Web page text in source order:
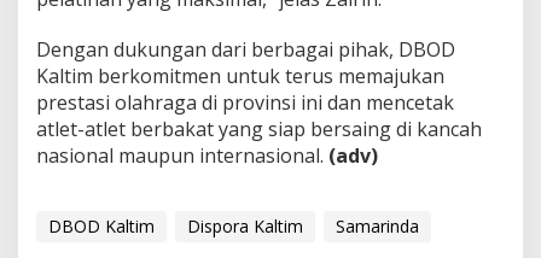
Dengan dukungan dari berbagai pihak, DBOD
Kaltim berkomitmen untuk terus memajukan
prestasi olahraga di provinsi ini dan mencetak
atlet-atlet berbakat yang siap bersaing di kancah
nasional maupun internasional. (adv)
DBOD Kaltim Dispora Kaltim
Samarinda